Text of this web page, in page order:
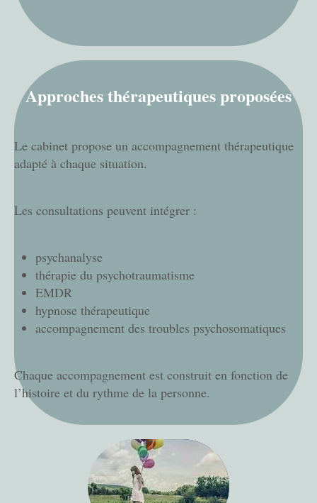
Approches thérapeutiques proposées
Le cabinet propose un accompagnement thérapeutique
adapté à chaque situation.
Les consultations peuvent intégrer :
psychanalyse
thérapie du psychotraumatisme
EMDR
hypnose thérapeutique
accompagnement des troubles psychosomatiques
Chaque accompagnement est construit en fonction de
l’histoire et du rythme de la personne.